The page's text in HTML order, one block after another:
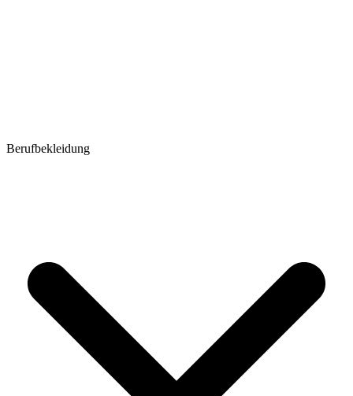
Berufbekleidung